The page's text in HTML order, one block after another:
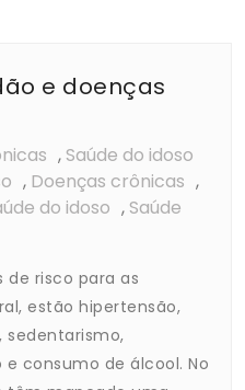
e doenças
, Saúde do idoso
, Doenças crônicas ,
do idoso , Saúde
de risco para as
estão hipertensão,
sedentarismo,
consumo de álcool. No